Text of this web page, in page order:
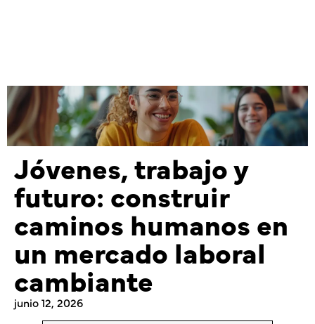
Jóvenes, trabajo y
futuro: construir
caminos humanos en
un mercado laboral
cambiante
junio 12, 2026